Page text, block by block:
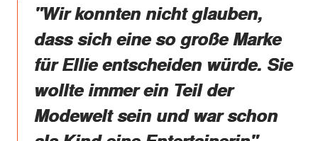
"Wir konnten nicht glauben,
dass sich eine so große Marke
für Ellie entscheiden würde. Sie
wollte immer ein Teil der
Modewelt sein und war schon